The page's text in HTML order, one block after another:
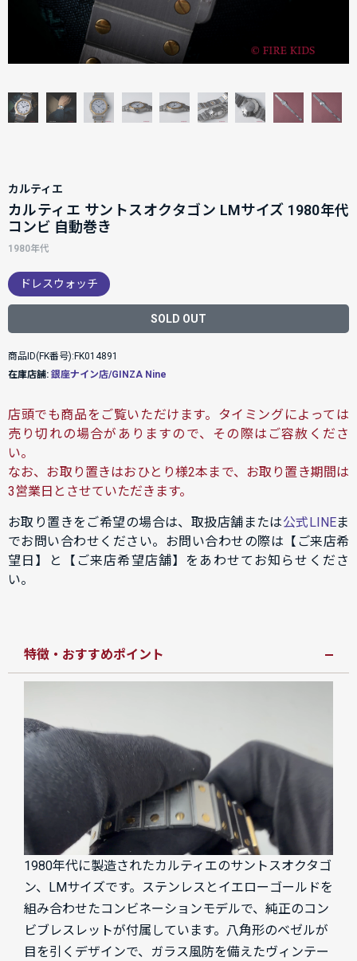
カルティエ
カルティエ サントスオクタゴン LMサイズ 1980年代
コンビ 自動巻き
1980年代
ドレスウォッチ
SOLD OUT
商品ID(FK番号):FK014891
在庫店舗: 銀座ナイン店/GINZA Nine
店頭でも商品をご覧いただけます。タイミングによっては
売り切れの場合がありますので、その際はご容赦くださ
い。
なお、お取り置きはおひとり様2本まで、お取り置き期間は
3営業日とさせていただきます。
お取り置きをご希望の場合は、取扱店舗または公式LINEま
でお問い合わせください。お問い合わせの際は【ご来店希
望日】と【ご来店希望店舗】をあわせてお知らせくださ
い。
特徴・おすすめポイント
1980年代に製造されたカルティエのサントスオクタゴ
ン、LMサイズです。ステンレスとイエローゴールドを
組み合わせたコンビネーションモデルで、純正のコン
ビブレスレットが付属しています。八角形のベゼルが
目を引くデザインで、ガラス風防を備えたヴィンテー